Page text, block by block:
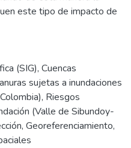
este tipo de impacto de
(SIG), Cuencas
sujetas a inundaciones
, Riesgos
(Valle de Sibundoy-
, Georeferenciamiento,